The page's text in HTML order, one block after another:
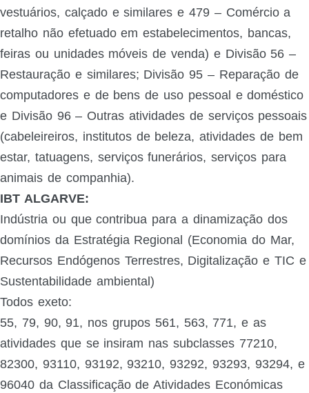
vestuários, calçado e similares e 479 – Comércio a
retalho não efetuado em estabelecimentos, bancas,
feiras ou unidades móveis de venda) e Divisão 56 –
Restauração e similares; Divisão 95 – Reparação de
computadores e de bens de uso pessoal e doméstico
e Divisão 96 – Outras atividades de serviços pessoais
(cabeleireiros, institutos de beleza, atividades de bem
estar, tatuagens, serviços funerários, serviços para
animais de companhia).
IBT ALGARVE:
Indústria ou que contribua para a dinamização dos
domínios da Estratégia Regional (Economia do Mar,
Recursos Endógenos Terrestres, Digitalização e TIC e
Sustentabilidade ambiental)
Todos exeto:
55, 79, 90, 91, nos grupos 561, 563, 771, e as
atividades que se insiram nas subclasses 77210,
82300, 93110, 93192, 93210, 93292, 93293, 93294, e
96040 da Classificação de Atividades Económicas